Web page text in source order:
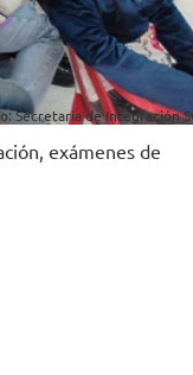
Secretaría de Integración
exámenes de